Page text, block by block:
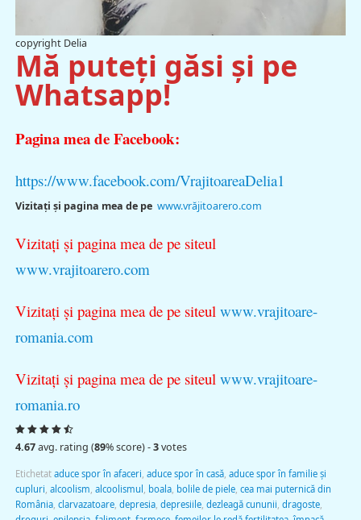
copyright Delia
Mă puteți găsi și pe
Whatsapp!
Pagina mea de Facebook:
https://www.facebook.com/VrajitoareaDelia1
Vizitaţi şi pagina mea de pe www.vrăjitoarero.com
Vizitaţi şi pagina mea de pe siteul
www.vrajitoarero.com
Vizitaţi şi pagina mea de pe siteul www.vrajitoare-
romania.com
Vizitaţi şi pagina mea de pe siteul www.vrajitoare-
romania.ro
4.67avg. rating (89% score) -3votes
Etichetat aduce spor în afaceri aduce spor în casă, aduce spor în familie şi
cupluri alcoolism alcoolismul boala, bolile de piele, cea mai puternică din
România, clarvazatoare, depresia, depresiile, dezleagă cununii dragoste,